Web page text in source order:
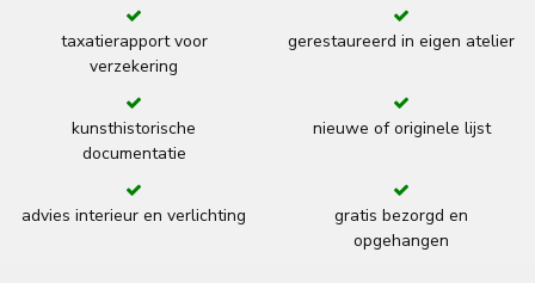
taxatierapport voor
verzekering
gerestaureerd in eigen atelier
kunsthistorische
documentatie
nieuwe of originele lijst
advies interieur en verlichting
gratis bezorgd en
opgehangen